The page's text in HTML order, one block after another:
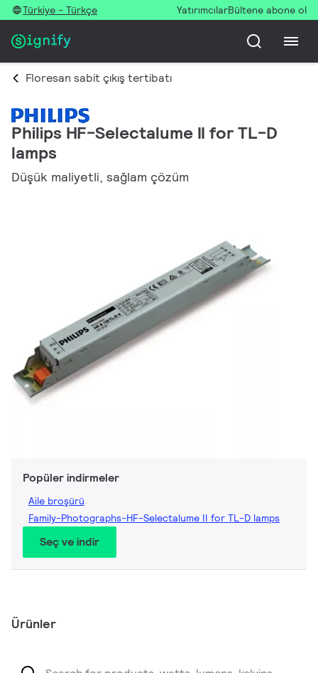
Türkiye - Türkçe YatırımcılarBültene abone ol
Floresan sabit çıkış tertibatı
Philips HF-Selectalume II for TL-D
lamps
Düşük maliyetli, sağlam çözüm
Popüler indirmeler
Aile broşürü
Family-Photographs-HF-Selectalume II for TL-D lamps
Seç ve indir
Ürünler